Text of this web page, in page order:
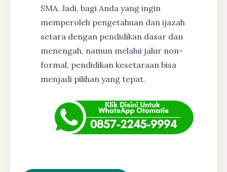
SMA. Jadi, bagi Anda yang ingin
memperoleh pengetahuan dan ijazah
setara dengan pendidikan dasar dan
menengah, namun melalui jalur non-
formal, pendidikan kesetaraan bisa
menjadi pilihan yang tepat.